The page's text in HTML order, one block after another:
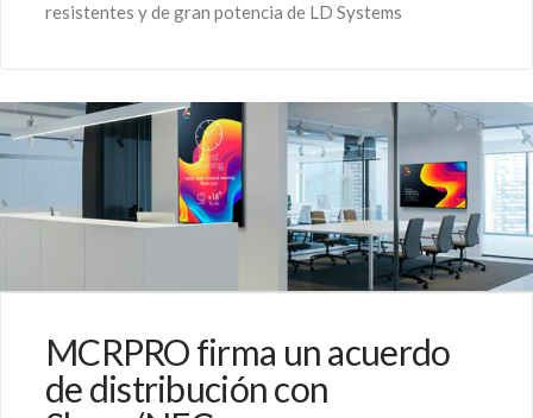
resistentes y de gran potencia de LD Systems
MCRPRO firma un acuerdo
de distribución con